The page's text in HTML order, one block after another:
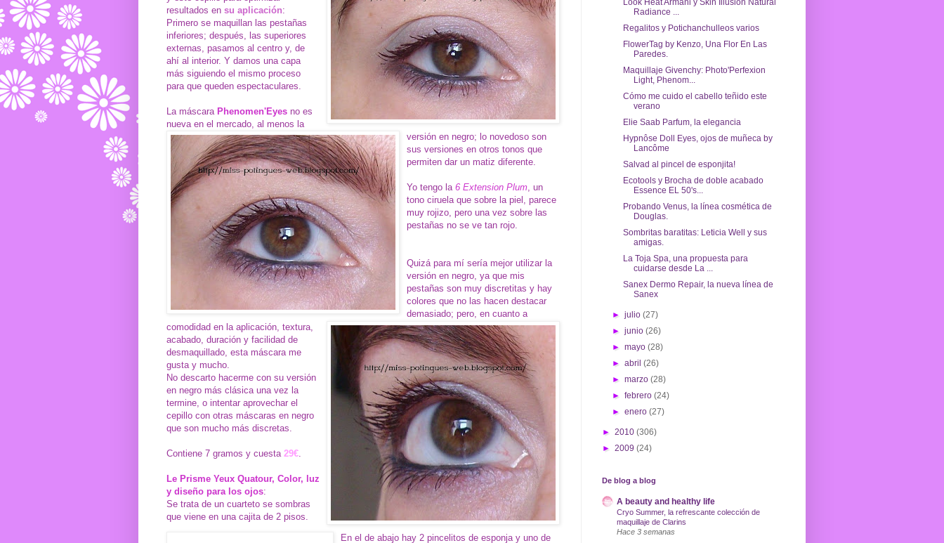
resultados en su aplicación:
Primero se maquillan las pestañas
inferiores; después, las superiores
externas, pasamos al centro y, de
ahí al interior. Y damos una capa
más siguiendo el mismo proceso
para que queden espectaculares.
La máscara Phenomen'Eyes no es
nueva en el mercado, al menos la
versión en negro; lo novedoso son
sus versiones en otros tonos que
permiten dar un matiz diferente.
Yo tengo la 6 Extension Plum, un
tono ciruela que sobre la piel, parece
muy rojizo, pero una vez sobre las
pestañas no se ve tan rojo.
Quizá para mí sería mejor utilizar la
versión en negro, ya que mis
pestañas son muy discretitas y hay
colores que no las hacen destacar
demasiado; pero, en cuanto a
comodidad en la aplicación, textura,
acabado, duración y facilidad de
desmaquillado, esta máscara me
gusta y mucho.
No descarto hacerme con su versión
en negro más clásica una vez la
termine, o intentar aprovechar el
cepillo con otras máscaras en negro
que son mucho más discretas.
Contiene 7 gramos y cuesta 29€.
Le Prisme Yeux Quatour, Color, luz
y diseño para los ojos:
Se trata de un cuarteto se sombras
que viene en una cajita de 2 pisos.
En el de abajo hay 2 pincelitos de esponja y uno de
Look Heat Armani y Skin Illusion Natural
Radiance ...
Regalitos y Potichanchulleos varios
FlowerTag by Kenzo, Una Flor En Las
Paredes.
Maquillaje Givenchy: Photo'Perfexion
Light, Phenom...
Cómo me cuido el cabello teñido este
verano
Elie Saab Parfum, la elegancia
Hypnôse Doll Eyes, ojos de muñeca by
Lancôme
Salvad al pincel de esponjita!
Ecotools y Brocha de doble acabado
Essence EL 50's...
Probando Venus, la línea cosmética de
Douglas.
Sombritas baratitas: Leticia Well y sus
amigas.
La Toja Spa, una propuesta para
cuidarse desde La ...
Sanex Dermo Repair, la nueva línea de
Sanex
►julio(27)
►junio(26)
►mayo(28)
►abril(26)
►marzo(28)
►febrero(24)
►enero(27)
► 2010 (306)
► 2009 (24)
De blog a blog
A beauty and healthy life
Cryo Summer, la refrescante colección de
maquillaje de Clarins
Hace 3 semanas